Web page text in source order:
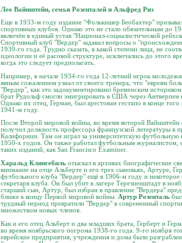
Лео Вайнштейн, семья Розенталей и Альфред Риз
Еще в 1933-м году издание "Фолькишер Беобахтер"
спортивных клубов. Однако это не стало обязательным до
включён в единый устав "Национал-социалистической
Спортивный клуб "Вердер" задавал вопросы о
1939-го года. Трудно сказать, в какой степени лица, не
идеологии и её расовой структуре, исключались до этого
когда это следует предполагать.
Например, в начале 1934-го года 12-летний игрок
явным сожалением узнал от своего тренера, что "евреям
"Вердер", как это задокументировано бременским
брат Рудольф смогли эмигрировать в США через Антверпен
Однако их отец, Герман, был арестован гестапо в конце
1941-м году.
После Второй мировой войны, во время которой
получил должность профессора французской литературы в
Калифорнии. Там он играл за университетскую футбольную
1950-х годов. Он также работал футбольным журналистом,
таких изданий, как San Francisco Examiner.
Харальд Клингебиль отыскал в архивах биографические
внимание на отце Альберте и его трех сыновьях, Артуре,
футбольного клуба "Вердер" ещё в 1906-м году и некоторое
секретаря клуба. Он был убит в лагере Терезиенштадт в
старший сын, Артур, был избран в правление "Вердера"
ближе к концу Первой мировой войны. Артур Розенталь
трудный период превратили "Вердер" в современный
множеством новых членов.
Как и его отец Альберт и два младших брата, Герберт и
во время ноябрьского погрома 1938-го года. 9-го ноября
еврейские предприятия, учреждения и дома были